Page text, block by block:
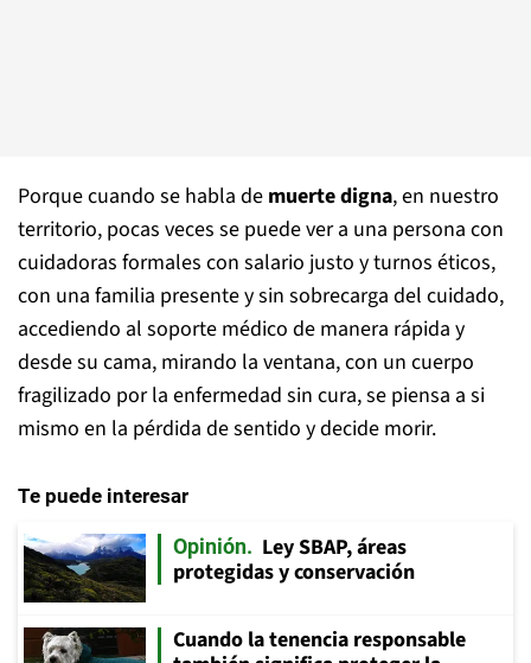
Porque cuando se habla de muerte digna, en nuestro
territorio, pocas veces se puede ver a una persona con
cuidadoras formales con salario justo y turnos éticos,
con una familia presente y sin sobrecarga del cuidado,
accediendo al soporte médico de manera rápida y
desde su cama, mirando la ventana, con un cuerpo
fragilizado por la enfermedad sin cura, se piensa a si
mismo en la pérdida de sentido y decide morir.
Te puede interesar
Opinión
Ley SBAP, áreas
protegidas y conservación
Cuando la tenencia responsable